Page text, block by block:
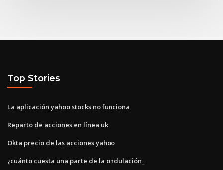
Top Stories
La aplicación yahoo stocks no funciona
Reparto de acciones en línea uk
Okta precio de las acciones yahoo
¿cuánto cuesta una parte de la ondulación_